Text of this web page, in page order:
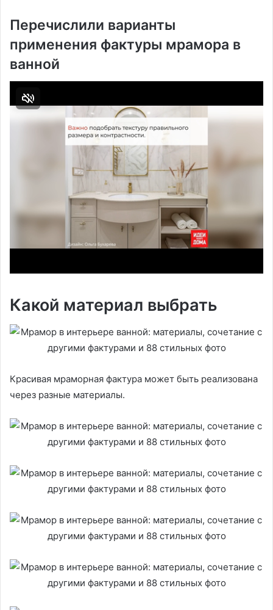
Перечислили варианты
применения фактуры мрамора в
ванной
Какой материал выбрать
Красивая мраморная фактура может быть реализована
через разные материалы.